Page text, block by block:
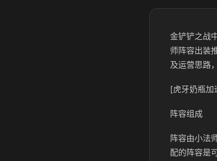
金铲铲之战
师阵容出装
及运营思路
[虎牙奶瓶加
阵容组成
阵容由小法
配的阵容是